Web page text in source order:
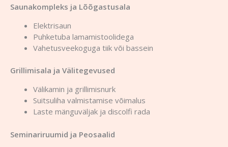
Saunakompleks ja Lõõgastusala
Elektrisaun
Puhketuba lamamistoolidega
Vahetusveekoguga tiik või bassein
Grillimisala ja Välitegevused
Välikamin ja grillimisnurk
Suitsuliha valmistamise võimalus
Laste mänguväljak ja discolfi rada
Seminariruumid ja Peosaalid